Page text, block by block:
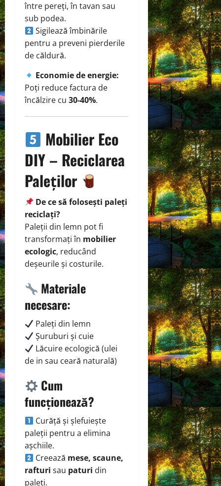
între pereți, în tavan sau
sub podea.
Sigilează îmbinările
pentru a preveni pierderile
de căldură.
Economie de energie:
Poți reduce factura de
încălzire cu 30-40%.
Mobilier Eco
DIY – Reciclarea
Paleților
De ce să folosești paleți
reciclați?
Paleții din lemn pot fi
transformați în mobilier
ecologic, reducând
deșeurile și costurile.
Materiale
necesare:
Paleți din lemn
Șuruburi și cuie
Lăcuire ecologică (ulei
de in sau ceară naturală)
Cum
funcționează?
Curăță și șlefuiește
paleții pentru a elimina
așchiile.
Creează mese, scaune,
rafturi sau paturi din
paleți.